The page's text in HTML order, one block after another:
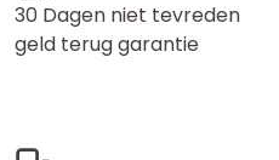
30 Dagen niet tevreden
geld terug garantie